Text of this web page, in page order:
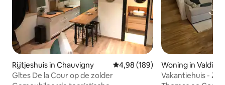
Rijtjeshuis in Chauvigny Gemiddelde beoordeling van
4,98 (189)
Gîtes De la Cour op de zolder
Woning in
Vakantiehuis -